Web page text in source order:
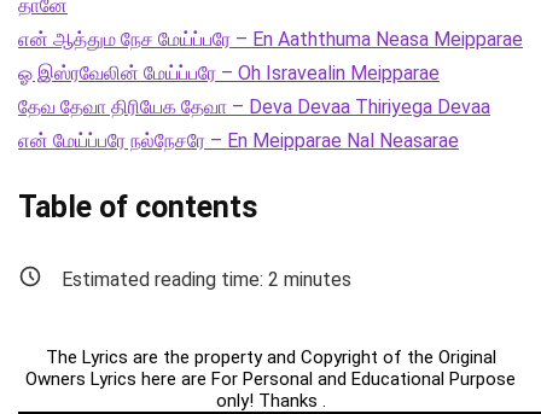
தானே
என் ஆத்தும நேச மேய்ப்பரே – En Aaththuma Neasa Meipparae
ஓ இஸ்ரவேலின் மேய்ப்பரே – Oh Isravealin Meipparae
தேவ தேவா திரியேக தேவா – Deva Devaa Thiriyega Devaa
என் மேய்ப்பரே நல்நேசரே – En Meipparae Nal Neasarae
Table of contents
Estimated reading time: 2 minutes
The Lyrics are the property and Copyright of the Original
Owners Lyrics here are For Personal and Educational Purpose
only! Thanks .